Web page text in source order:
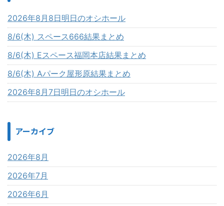
2026年8月8日明日のオシホール
8/6(木) スペース666結果まとめ
8/6(木) Eスペース福岡本店結果まとめ
8/6(木) Aパーク屋形原結果まとめ
2026年8月7日明日のオシホール
アーカイブ
2026年8月
2026年7月
2026年6月